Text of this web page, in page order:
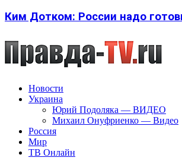
Ким Дотком: России надо
Новости
Украина
Юрий Подоляка — ВИДЕО
Михаил Онуфриенко — Видео
Россия
Мир
ТВ Онлайн